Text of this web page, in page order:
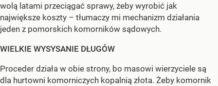
wolą latami przeciągać sprawy, żeby wyrobić jak
największe koszty – tłumaczy mi mechanizm działania
jeden z pomorskich komorników sądowych.
WIELKIE WYSYSANIE DŁUGÓW
Proceder działa w obie strony, bo masowi wierzyciele są
dla hurtowni komorniczych kopalnią złota. Żeby komornik